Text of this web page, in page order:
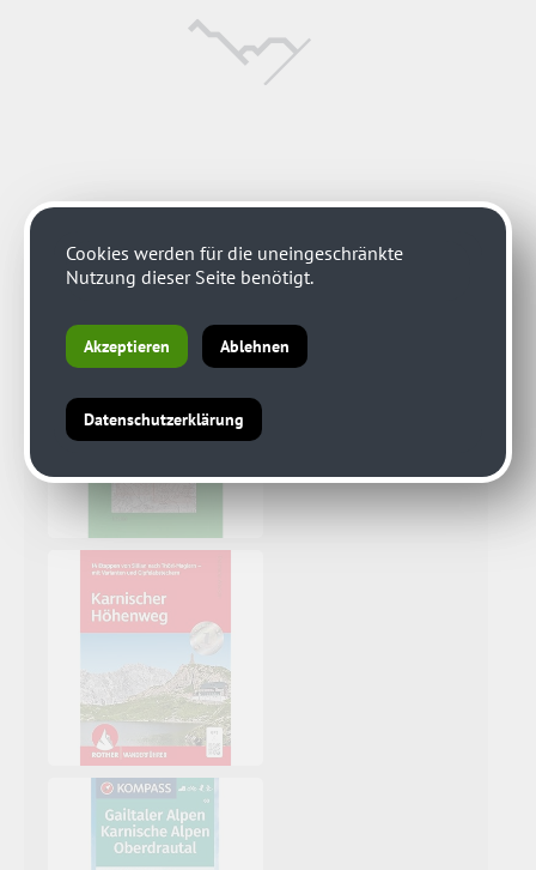
Cookies werden für die uneingeschränkte
Nutzung dieser Seite benötigt.
Akzeptieren Ablehnen
Datenschutzerklärung